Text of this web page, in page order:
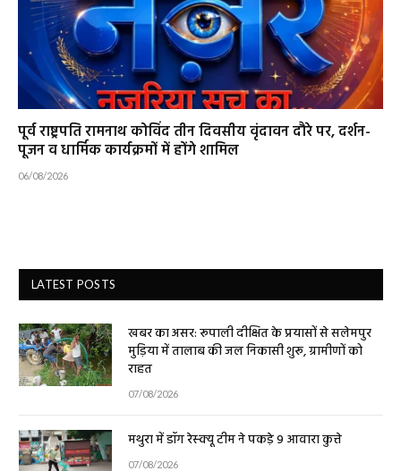
पूर्व राष्ट्रपति रामनाथ कोविंद तीन दिवसीय वृंदावन दौरे पर, दर्शन-
पूजन व धार्मिक कार्यक्रमों में होंगे शामिल
06/08/2026
LATEST POSTS
खबर का असर: रूपाली दीक्षित के प्रयासों से सलेमपुर
मुड़िया में तालाब की जल निकासी शुरू, ग्रामीणों को
राहत
07/08/2026
मथुरा में डॉग रेस्क्यू टीम ने पकड़े 9 आवारा कुत्ते
07/08/2026